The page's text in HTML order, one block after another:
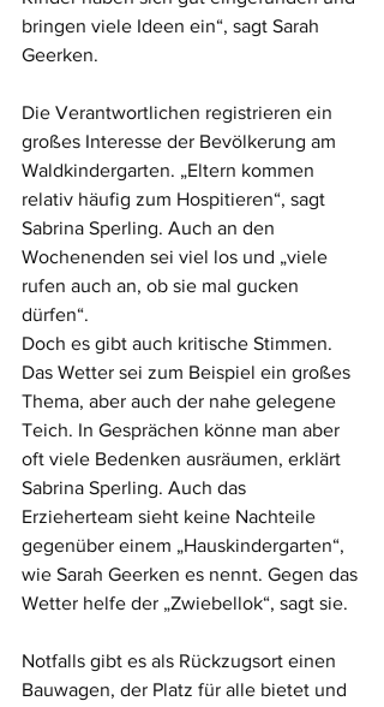
bringen viele Ideen ein“, sagt Sarah
Geerken.
Die Verantwortlichen registrieren ein
großes Interesse der Bevölkerung am
Waldkindergarten. „Eltern kommen
relativ häufig zum Hospitieren“, sagt
Sabrina Sperling. Auch an den
Wochenenden sei viel los und „viele
rufen auch an, ob sie mal gucken
dürfen“.
Doch es gibt auch kritische Stimmen.
Das Wetter sei zum Beispiel ein großes
Thema, aber auch der nahe gelegene
Teich. In Gesprächen könne man aber
oft viele Bedenken ausräumen, erklärt
Sabrina Sperling. Auch das
Erzieherteam sieht keine Nachteile
gegenüber einem „Hauskindergarten“,
wie Sarah Geerken es nennt. Gegen das
Wetter helfe der „Zwiebellok“, sagt sie.
Notfalls gibt es als Rückzugsort einen
Bauwagen, der Platz für alle bietet und